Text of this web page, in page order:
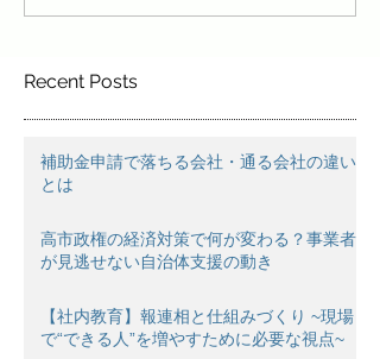
Recent Posts
補助金申請で落ちる会社・通る会社の違い
とは
高市政権の経済対策で何が変わる？事業者
が見逃せない自治体支援の動き
【社内教育】報連相と仕組みづくり ~現場
で“できる人”を増やすために必要な視点~